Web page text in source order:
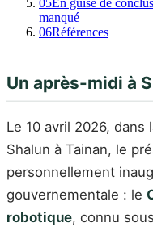
05En guise de
manqué
06Références
Un après-midi à
Le 10 avril 2026,
Shalun à Tainan, le
personnellement
gouvernementale : le
robotique, connu